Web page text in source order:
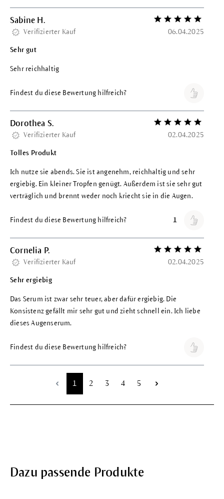
Sabine H. Bewertung mit 5
Verifizierter Kauf 06.04.2025
Sehr gut
Sehr reichhaltig
Findest du diese Bewertung hilfreich?
Dorothea S. Bewertung mit 5
Verifizierter Kauf 02.04.2025
Tolles Produkt
Ich nutze sie abends. Sie ist angenehm, reichhaltig und sehr
ergiebig. Ein kleiner Tropfen genügt. Außerdem ist sie sehr gut
verträglich und brennt weder noch kriecht sie in die Augen.
Findest du diese Bewertung hilfreich? 1
Cornelia P. Bewertung mit 5
Verifizierter Kauf 02.04.2025
Sehr ergiebig
Das Serum ist zwar sehr teuer, aber dafür ergiebig. Die
Konsistenz gefällt mir sehr gut und zieht schnell ein. Ich liebe
dieses Augenserum.
Findest du diese Bewertung hilfreich?
Seite
1 Seite
2 Seite
3 Seite
4 Seite
5
Dazu passende Produkte